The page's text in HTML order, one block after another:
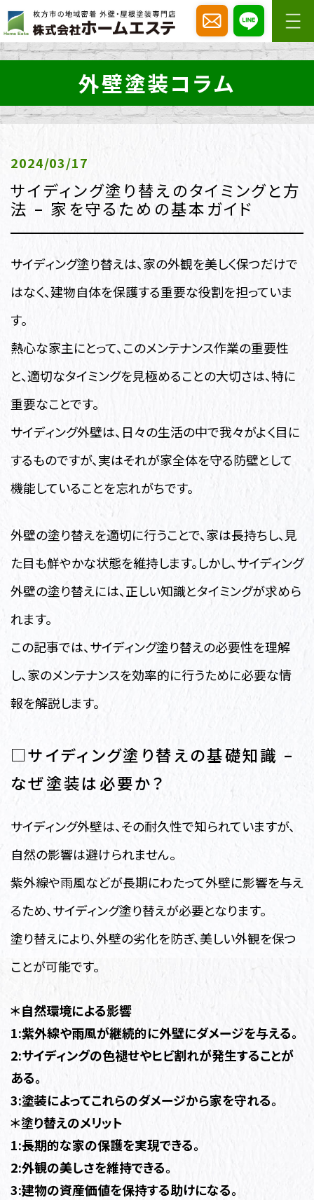
外壁塗装コラム
2024/03/17
サイディング塗り替えのタイミングと方
法 – 家を守るための基本ガイド
サイディング塗り替えは、家の外観を美しく保つだけで
はなく、建物自体を保護する重要な役割を担っていま
す。
熱心な家主にとって、このメンテナンス作業の重要性
と、適切なタイミングを見極めることの大切さは、特に
重要なことです。
サイディング外壁は、日々の生活の中で我々がよく目に
するものですが、実はそれが家全体を守る防壁として
機能していることを忘れがちです。
外壁の塗り替えを適切に行うことで、家は長持ちし、見
た目も鮮やかな状態を維持します。しかし、サイディング
外壁の塗り替えには、正しい知識とタイミングが求めら
れます。
この記事では、サイディング塗り替えの必要性を理解
し、家のメンテナンスを効率的に行うために必要な情
報を解説します。
□サイディング塗り替えの基礎知識 –
なぜ塗装は必要か？
サイディング外壁は、その耐久性で知られていますが、
自然の影響は避けられません。
紫外線や雨風などが長期にわたって外壁に影響を与え
るため、サイディング塗り替えが必要となります。
塗り替えにより、外壁の劣化を防ぎ、美しい外観を保つ
ことが可能です。
＊自然環境による影響
1:紫外線や雨風が継続的に外壁にダメージを与える。
2:サイディングの色褪せやヒビ割れが発生することが
ある。
3:塗装によってこれらのダメージから家を守れる。
＊塗り替えのメリット
1:長期的な家の保護を実現できる。
2:外観の美しさを維持できる。
3:建物の資産価値を保持する助けになる。